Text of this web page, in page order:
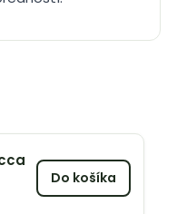
Do košíka